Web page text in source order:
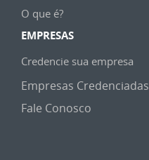
O que é?
EMPRESAS
Credencie sua empresa
Empresas Credenciadas
Fale Conosco